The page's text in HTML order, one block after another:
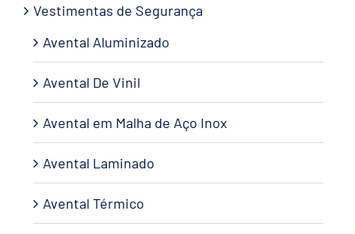
Vestimentas de Segurança
Avental Aluminizado
Avental De Vinil
Avental em Malha de Aço Inox
Avental Laminado
Avental Térmico